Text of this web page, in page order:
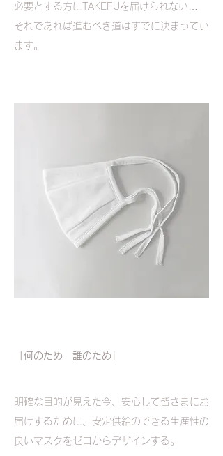
必要とする方にTAKEFUを届けられない…
それであれば進むべき道はすでに決まってい
ます。
「何のため　誰のため」
明確な目的が見えた今、安心して皆さまにお
届けするために、安定供給のできる生産性の
良いマスクをゼロからデザインする。